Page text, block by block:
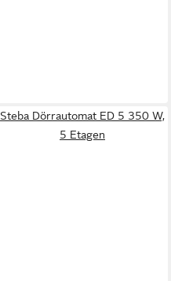
Steba Dörrautomat ED 5 350 W,
5 Etagen